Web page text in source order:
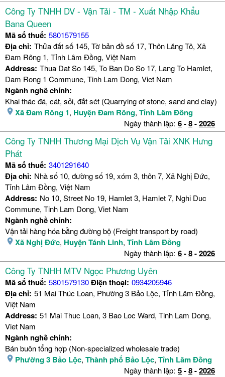
Công Ty TNHH DV - Vận Tải - TM - Xuất Nhập Khẩu
Bana Queen
Mã số thuế: 5801579155
Địa chỉ: Thửa đất số 145, Tờ bản đồ số 17, Thôn Lăng Tô, Xã
Đam Rông 1, Tỉnh Lâm Đồng, Việt Nam
Address: Thua Dat So 145, To Ban Do So 17, Lang To Hamlet,
Dam Rong 1 Commune, Tinh Lam Dong, Viet Nam
Ngành nghề chính:
Khai thác đá, cát, sỏi, đất sét (Quarrying of stone, sand and clay)
Xã Đam Rông 1, Huyện Đam Rông, Tỉnh Lâm Đồng
Ngày thành lập: 6-8-2026
Công Ty TNHH Thương Mại Dịch Vụ Vận Tải XNK Hưng
Phát
Mã số thuế: 3401291640
Địa chỉ: Nhà số 10, đường số 19, xóm 3, thôn 7, Xã Nghị Đức,
Tỉnh Lâm Đồng, Việt Nam
Address: No 10, Street No 19, Hamlet 3, Hamlet 7, Nghi Duc
Commune, Tinh Lam Dong, Viet Nam
Ngành nghề chính:
Vận tải hàng hóa bằng đường bộ (Freight transport by road)
Xã Nghị Đức, Huyện Tánh Linh, Tỉnh Lâm Đồng
Ngày thành lập: 6-8-2026
Công Ty TNHH MTV Ngọc Phương Uyên
Mã số thuế: 5801579130Điện thoại: 0934205946
Địa chỉ: 51 Mai Thúc Loan, Phường 3 Bảo Lộc, Tỉnh Lâm Đồng,
Việt Nam
Address: 51 Mai Thuc Loan, 3 Bao Loc Ward, Tinh Lam Dong,
Viet Nam
Ngành nghề chính:
Bán buôn tổng hợp (Non-specialized wholesale trade)
Phường 3 Bảo Lộc, Thành phố Bảo Lộc, Tỉnh Lâm Đồng
Ngày thành lập: 5-8-2026